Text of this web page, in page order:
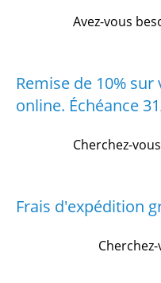
Avez-vous
Remise de 10%
online. Échéance
Cherchez-
Frais d'expédition